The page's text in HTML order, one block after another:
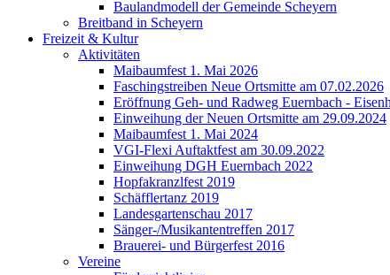
Baulandmodell der Gemeinde Scheyern
Breitband in Scheyern
Freizeit & Kultur
Aktivitäten
Maibaumfest 1. Mai 2026
Faschingstreiben Neue Ortsmitte am 07.02.2026
Eröffnung Geh- und Radweg Euernbach -
Einweihung der Neuen Ortsmitte am 29.09.2024
Maibaumfest 1. Mai 2024
VGI-Flexi Auftaktfest am 30.09.2022
Einweihung DGH Euernbach 2022
Hopfakranzlfest 2019
Schäfflertanz 2019
Landesgartenschau 2017
Sänger-/Musikantentreffen 2017
Brauerei- und Bürgerfest 2016
Vereine